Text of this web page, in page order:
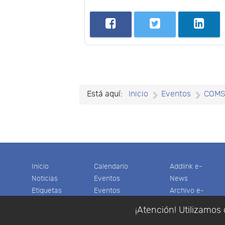
¡Atención!
Está aquí: Inicio Eventos
Inicio
Noticias
Etiquetas
Calendario
Eventos
Eventos
Colaboradores
Addlink e-
News
Archivo e-
Software